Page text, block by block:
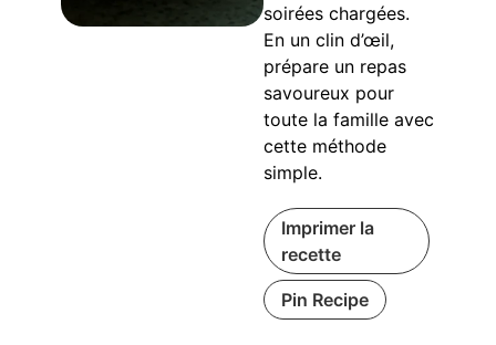
soirées chargées.
En un clin d’œil,
prépare un repas
savoureux pour
toute la famille avec
cette méthode
simple.
Imprimer la
recette
Pin Recipe